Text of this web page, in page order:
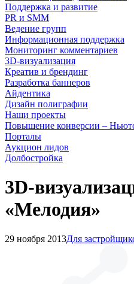
Поддержка и развитие
PR и SMM
Ведение групп
Информационная поддержка
Мониторинг комментариев
3D-визуализация
Креатив и брендинг
Разработка баннеров
Айдентика
Дизайн полиграфии
Наши проекты
Повышение конверсии –
Порталы
Аукцион лидов
Долбостройка
3D-
«Мелодия»
29 ноября 2013Для